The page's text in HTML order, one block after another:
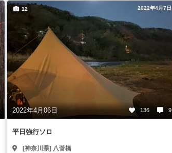
2022年4月7日
2022年4月06日 136 9
12
平日強行ソロ
[神奈川県] 八菅橋